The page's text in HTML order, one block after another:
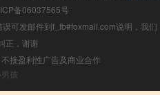
备06037565号
可发邮件到f_fb#foxmail.com说明，我们
正，谢谢
接盈利性广告及商业合作
孩